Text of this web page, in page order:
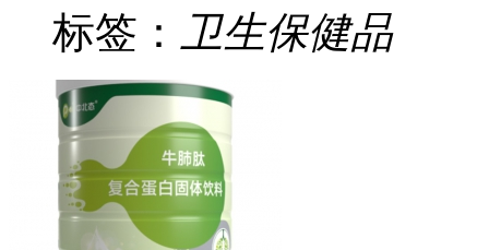
标签：
卫生保健品